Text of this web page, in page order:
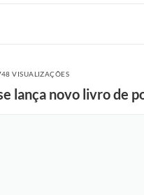
VISUALIZAÇÕES
lança novo livro de